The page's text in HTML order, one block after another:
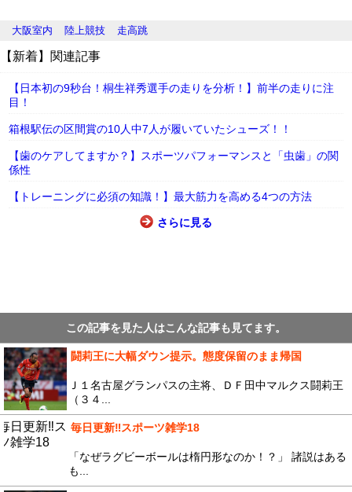
大阪室内 陸上競技 走高跳
【新着】関連記事
【日本初の9秒台！桐生祥秀選手の走りを分析！】前半の走りに注
目！
箱根駅伝の区間賞の10人中7人が履いていたシューズ！！
【歯のケアしてますか？】スポーツパフォーマンスと「虫歯」の関
係性
【トレーニングに必須の知識！】最大筋力を高める4つの方法
さらに見る
この記事を見た人はこんな記事も見てます。
闘莉王に大幅ダウン提示。態度保留のまま帰国
Ｊ１名古屋グランパスの主将、ＤＦ田中マルクス闘莉王
（３４...
毎日更新‼︎スポーツ雑学18
「なぜラグビーボールは楕円形なのか！？」 諸説はある
も...